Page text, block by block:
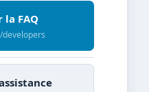
la FAQ
developers